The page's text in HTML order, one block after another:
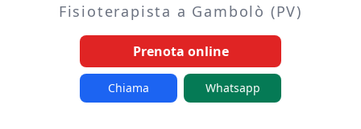
Fisioterapista a Gambolò (PV)
Prenota online
Chiama Whatsapp